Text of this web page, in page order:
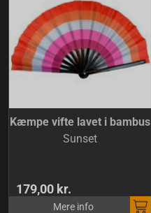
Kæmpe vifte lavet i bambus
Sunset
179,00 kr.
Mere info